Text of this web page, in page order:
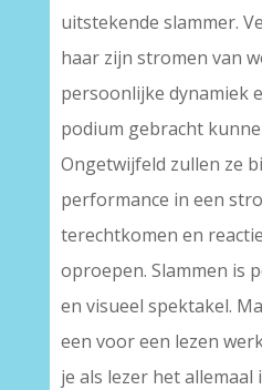
uitstekende slammer.
haar zijn stromen van
persoonlijke dynamiek
podium gebracht
Ongetwijfeld zullen ze
performance in een
terechtkomen en
oproepen. Slammen is
en visueel spektakel.
een voor een lezen
je als lezer het allemaal